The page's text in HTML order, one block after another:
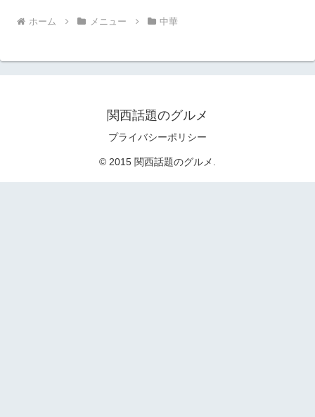
ホーム メニュー 中華
関西話題のグルメ
プライバシーポリシー
© 2015 関西話題のグルメ.